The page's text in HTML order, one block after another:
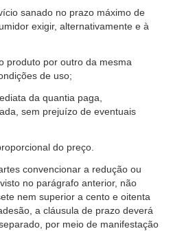
sanado no prazo máximo de
exigir, alternativamente e à
produto por outro da mesma
de uso;
da quantia paga,
sem prejuízo de eventuais
do preço.
convencionar a redução ou
no parágrafo anterior, não
nem superior a cento e oitenta
a cláusula de prazo deverá
por meio de manifestação